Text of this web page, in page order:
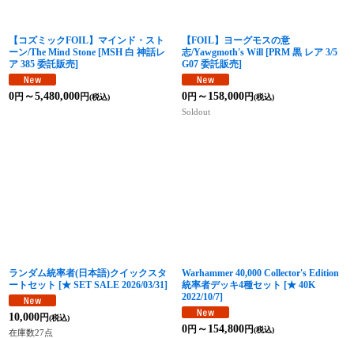
【コズミックFOIL】マインド・スト
ーン/The Mind Stone [MSH 白 神話レ
ア 385 委託販売]
0円 ～5,480,000円(税込)
【FOIL】ヨーグモスの意
志/Yawgmoth's Will [PRM 黒 レア 3/5
G07 委託販売]
0円 ～158,000円(税込)
Soldout
ランダム統率者(日本語)クイックスタ
ートセット [★ SET SALE 2026/03/31]
10,000円(税込)
在庫数27点
Warhammer 40,000 Collector's Edition
統率者デッキ4種セット [★ 40K
2022/10/7]
0円 ～154,800円(税込)